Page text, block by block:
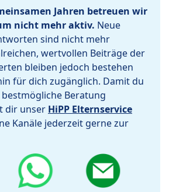
Jahren betreuen wir
nicht mehr aktiv. Neue
sind nicht mehr
wertvollen Beiträge der
bleiben jedoch bestehen
für dich zugänglich. Damit du
Beratung
dir unser HiPP Elternservice
Kanäle jederzeit gerne zur